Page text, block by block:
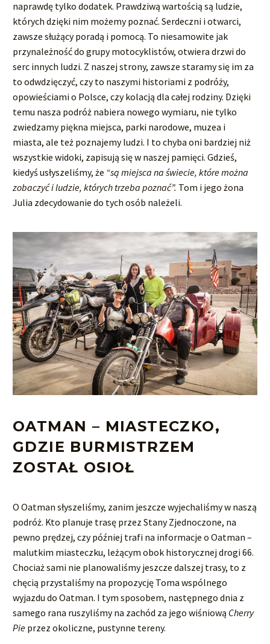
naprawdę tylko dodatek. Prawdziwą wartością są ludzie,
których dzięki nim możemy poznać. Serdeczni i otwarci,
zawsze służący poradą i pomocą. To niesamowite jak
przynależność do grupy motocyklistów, otwiera drzwi do
serc innych ludzi. Z naszej strony, zawsze staramy się im za
to odwdzięczyć, czy to naszymi historiami z podróży,
opowieściami o Polsce, czy kolacją dla całej rodziny. Dzięki
temu nasza podróż nabiera nowego wymiaru, nie tylko
zwiedzamy piękna miejsca, parki narodowe, muzea i
miasta, ale też poznajemy ludzi. I to chyba oni bardziej niż
wszystkie widoki, zapisują się w naszej pamięci. Gdzieś,
kiedyś usłyszeliśmy, że “są miejsca na świecie, które można
zobaczyć i ludzie, których trzeba poznać”. Tom i jego żona
Julia zdecydowanie do tych osób należeli.
OATMAN – MIASTECZKO,
GDZIE BURMISTRZEM
ZOSTAŁ OSIOŁ
O Oatman słyszeliśmy, zanim jeszcze wyjechaliśmy w naszą
podróż. Kto planuje trasę przez Stany Zjednoczone, na
pewno prędzej, czy później trafi na informacje o Oatman –
malutkim miasteczku, leżącym obok historycznej drogi 66.
Chociaż sami nie planowaliśmy jeszcze dalszej trasy, to z
chęcią przystaliśmy na propozycję Toma wspólnego
wyjazdu do Oatman. I tym sposobem, następnego dnia z
samego rana ruszyliśmy na zachód za jego wiśniową Cherry
Pie przez okoliczne, pustynne tereny.